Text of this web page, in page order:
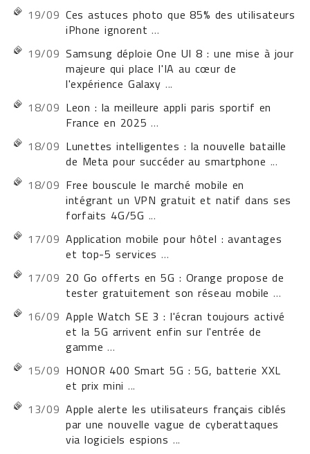
19/09 Ces astuces photo que 85% des utilisateurs
iPhone ignorent ...
19/09 Samsung déploie One UI 8 : une mise à jour
majeure qui place l'IA au cœur de
l'expérience Galaxy ...
18/09 Leon : la meilleure appli paris sportif en
France en 2025 ...
18/09 Lunettes intelligentes : la nouvelle bataille
de Meta pour succéder au smartphone ...
18/09 Free bouscule le marché mobile en
intégrant un VPN gratuit et natif dans ses
forfaits 4G/5G ...
17/09 Application mobile pour hôtel : avantages
et top-5 services ...
17/09 20 Go offerts en 5G : Orange propose de
tester gratuitement son réseau mobile...
16/09 Apple Watch SE 3 : l'écran toujours activé
et la 5G arrivent enfin sur l'entrée de
gamme ...
15/09 HONOR 400 Smart 5G : 5G, batterie XXL
et prix mini ...
13/09 Apple alerte les utilisateurs français ciblés
par une nouvelle vague de cyberattaques
via logiciels espions ...